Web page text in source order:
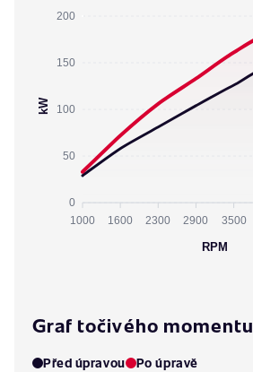
200
150
100
50
0
kW
1000 1600 2300 2900 3500
RPM
Graf točivého momentu
Před úpravou Po úpravě